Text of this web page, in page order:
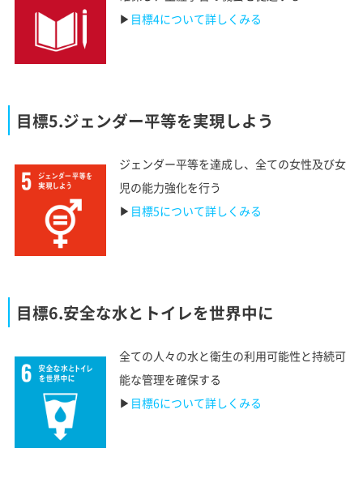
▶︎ 目標4について詳しくみる
目標5.ジェンダー平等を実現しよう
ジェンダー平等を達成し、全ての女性及び女
児の能力強化を行う
▶︎ 目標5について詳しくみる
目標6.安全な水とトイレを世界中に
全ての人々の水と衛生の利用可能性と持続可
能な管理を確保する
▶︎ 目標6について詳しくみる